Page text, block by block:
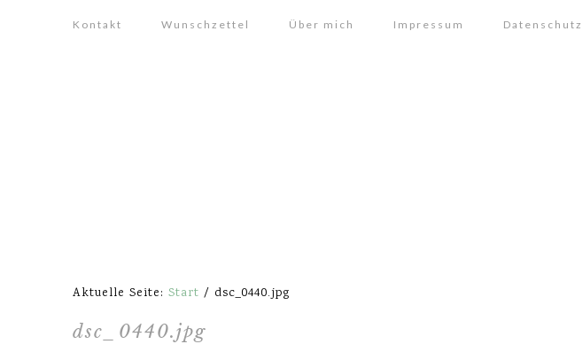
Kontakt Wunschzettel Über mich Impressum Datenschutz
Aktuelle Seite: Start / dsc_0440.jpg
dsc_0440.jpg